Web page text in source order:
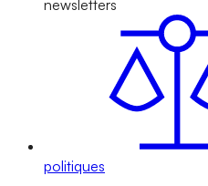
newsletters
politiques